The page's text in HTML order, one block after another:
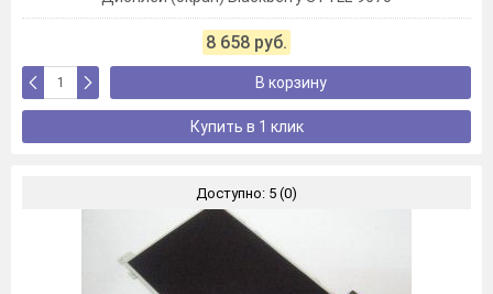
8 658 руб.
В корзину
Купить в 1 клик
Доступно: 5 (0)